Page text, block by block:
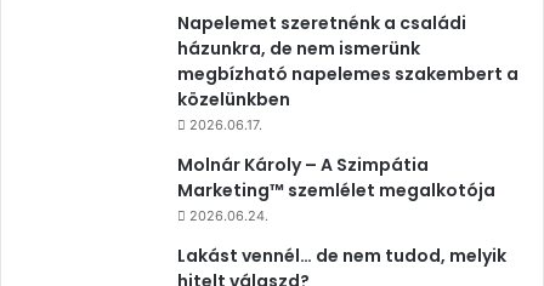
Napelemet szeretnénk a családi
házunkra, de nem ismerünk
megbízható napelemes szakembert a
közelünkben
2026.06.17.
Molnár Károly – A Szimpátia
Marketing™ szemlélet megalkotója
2026.06.24.
Lakást vennél… de nem tudod, melyik
hitelt válaszd?